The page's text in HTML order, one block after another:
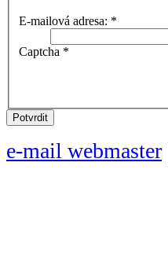
E-mailová adresa: *
Captcha *
Potvrdit
e-mail webmaster